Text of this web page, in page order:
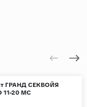
ГРАНД СЕКВОЙЯ
11-20 МС